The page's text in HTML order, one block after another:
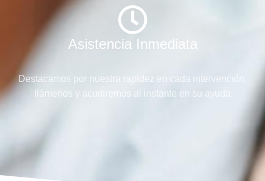
Asistencia Inmediata
Destacamos por nuestra rapidez en cada intervención,
llámenos y acudiremos al instante en su ayuda